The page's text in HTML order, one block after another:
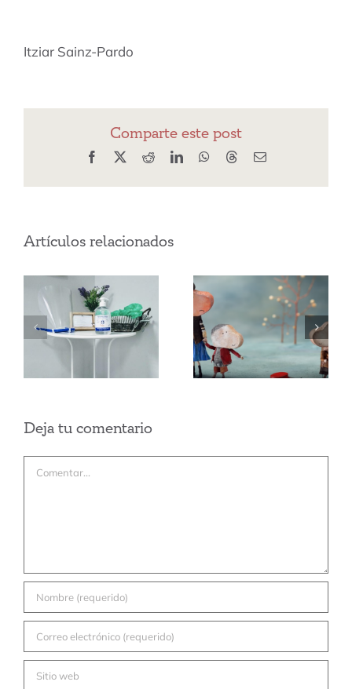
Itziar Sainz-Pardo
Comparte este post
Facebook RedditLinkedInWhatsApp
ThreadsCorreo
Artículos relacionados
Covid 19:
Medidas de
seguridad e
Necesidades
Educativas
Especiales: El
cazo de
Lorenzo
Deja tu comentario